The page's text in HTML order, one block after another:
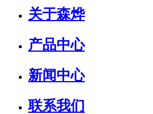
关于森烨
产品中心
新闻中心
联系我们